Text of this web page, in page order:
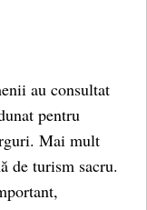
au consultat
pentru
Mai mult
de turism sacru.